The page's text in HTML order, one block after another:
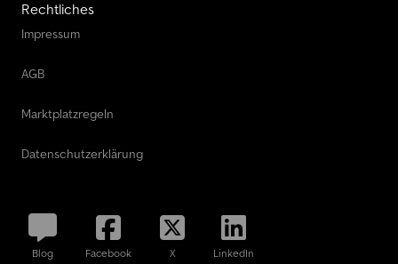
Rechtliches
Impressum
AGB
Marktplatzregeln
Datenschutzerklärung
Blog Facebook X LinkedIn